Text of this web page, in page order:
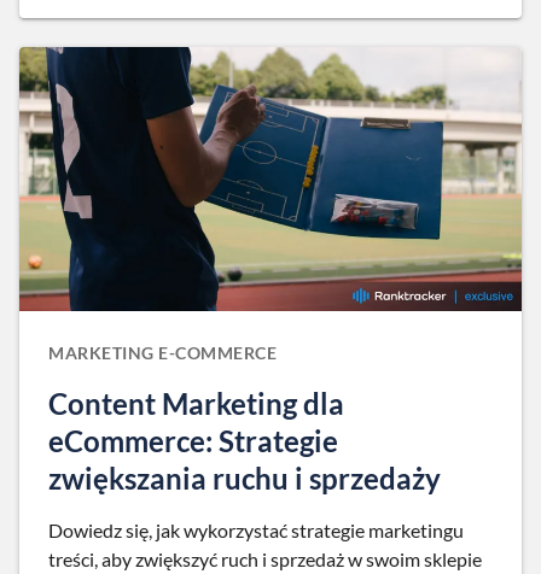
MARKETING E-COMMERCE
Content Marketing dla
eCommerce: Strategie
zwiększania ruchu i sprzedaży
Dowiedz się, jak wykorzystać strategie marketingu
treści, aby zwiększyć ruch i sprzedaż w swoim sklepie